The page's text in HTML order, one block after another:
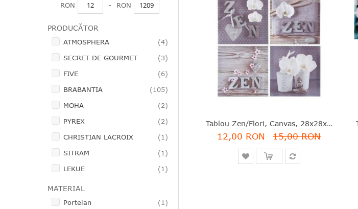
Tablou Zen/Flori, Canvas, 28x28x1.5 Cm, Modele Asortate, Atmosphera - 3560239287568
12,00 RON 15,00 RON
RON - RON
PRODUCĂTOR
ATMOSPHERA 4articole
SECRET DE GOURMET
3articole
FIVE
6articole
BRABANTIA
105articole
MOHA
2articole
PYREX
2articole
CHRISTIAN LACROIX
1articol
SITRAM
1articol
LEKUE
1articol
MATERIAL
Portelan 1articol